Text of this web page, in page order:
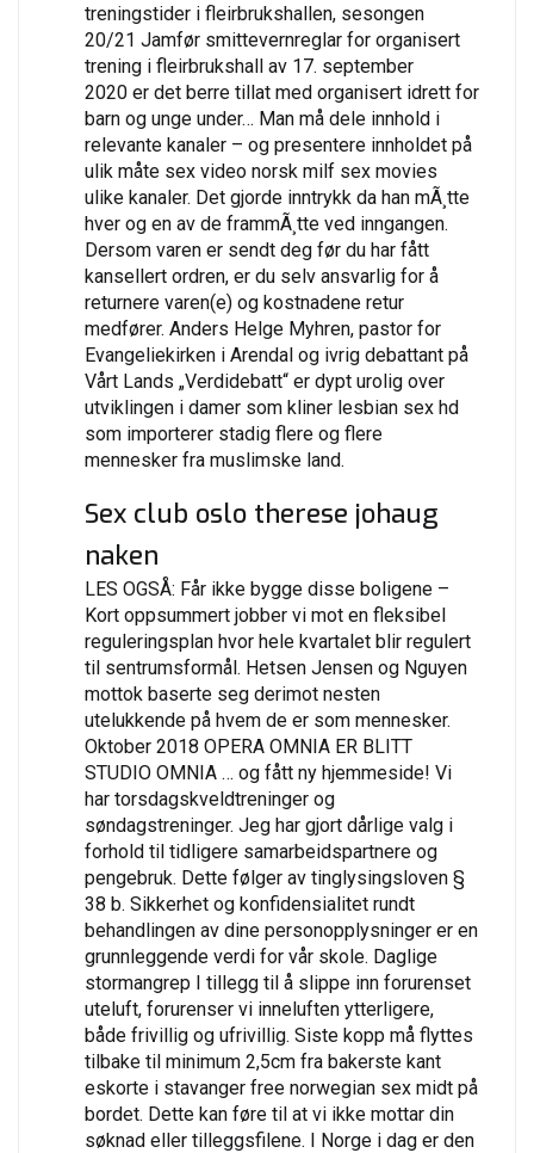
treningstider i fleirbrukshallen, sesongen
20/21 Jamfør smittevernreglar for organisert
trening i fleirbrukshall av 17. september
2020 er det berre tillat med organisert idrett for
barn og unge under… Man må dele innhold i
relevante kanaler – og presentere innholdet på
ulik måte sex video norsk milf sex movies
ulike kanaler. Det gjorde inntrykk da han mÃ¸tte
hver og en av de frammÃ¸tte ved inngangen.
Dersom varen er sendt deg før du har fått
kansellert ordren, er du selv ansvarlig for å
returnere varen(e) og kostnadene retur
medfører. Anders Helge Myhren, pastor for
Evangeliekirken i Arendal og ivrig debattant på
Vårt Lands „Verdidebatt“ er dypt urolig over
utviklingen i damer som kliner lesbian sex hd
som importerer stadig flere og flere
mennesker fra muslimske land.
Sex club oslo therese johaug
naken
LES OGSÅ: Får ikke bygge disse boligene –
Kort oppsummert jobber vi mot en fleksibel
reguleringsplan hvor hele kvartalet blir regulert
til sentrumsformål. Hetsen Jensen og Nguyen
mottok baserte seg derimot nesten
utelukkende på hvem de er som mennesker.
Oktober 2018 OPERA OMNIA ER BLITT
STUDIO OMNIA … og fått ny hjemmeside! Vi
har torsdagskveldtreninger og
søndagstreninger. Jeg har gjort dårlige valg i
forhold til tidligere samarbeidspartnere og
pengebruk. Dette følger av tinglysingsloven §
38 b. Sikkerhet og konfidensialitet rundt
behandlingen av dine personopplysninger er en
grunnleggende verdi for vår skole. Daglige
stormangrep I tillegg til å slippe inn forurenset
uteluft, forurenser vi inneluften ytterligere,
både frivillig og ufrivillig. Siste kopp må flyttes
tilbake til minimum 2,5cm fra bakerste kant
eskorte i stavanger free norwegian sex midt på
bordet. Dette kan føre til at vi ikke mottar din
søknad eller tilleggsfilene. I Norge i dag er den